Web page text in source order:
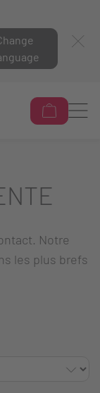
Notre
les plus brefs